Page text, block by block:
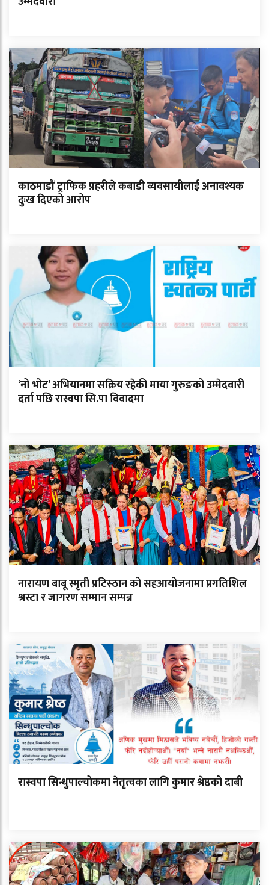
काठमाडौं ट्राफिक प्रहरीले कबाडी व्यवसायीलाई अनावश्यक
दुःख दिएको आरोप
‘नो भोट’ अभियानमा सक्रिय रहेकी माया गुरुङको उम्मेदवारी
दर्ता पछि रास्वपा सि.पा विवादमा
नारायण बाबू स्मृती प्रटिस्ठान को सहआयोजनामा प्रगतिशिल
श्रस्टा र जागरण सम्मान सम्पन्न
रास्वपा सिन्धुपाल्चोकमा नेतृत्वका लागि कुमार श्रेष्ठको दाबी